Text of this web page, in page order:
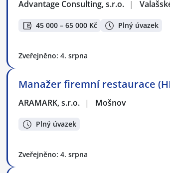
Advantage Consulting, s.r.o. |
45 000 – 65 000 Kč Plný úvazek
Zveřejněno: 4. srpna
Manažer firemní restaurace
ARAMARK, s.r.o. | Mošnov
Plný úvazek
Zveřejněno: 4. srpna